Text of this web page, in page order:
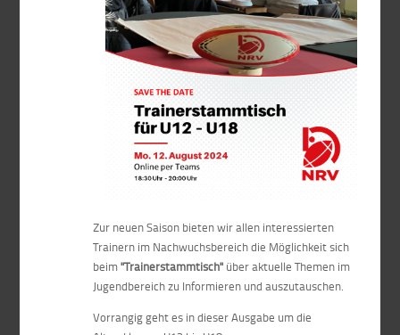
Zur neuen Saison bieten wir allen interessierten
Trainern im Nachwuchsbereich die Möglichkeit sich
beim"Trainerstammtisch" über aktuelle Themen im
Jugendbereich zu Informieren und auszutauschen.
Vorrangig geht es in dieser Ausgabe um die